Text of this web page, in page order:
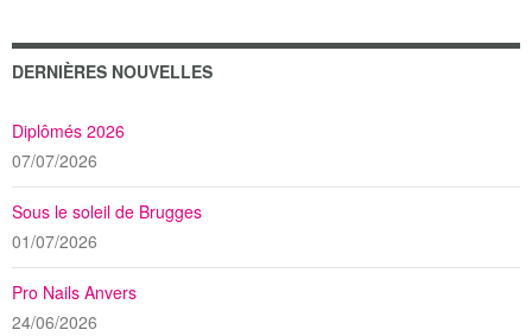
DERNIÈRES NOUVELLES
Diplômés 2026
07/07/2026
Sous le soleil de Brugges
01/07/2026
Pro Nails Anvers
24/06/2026